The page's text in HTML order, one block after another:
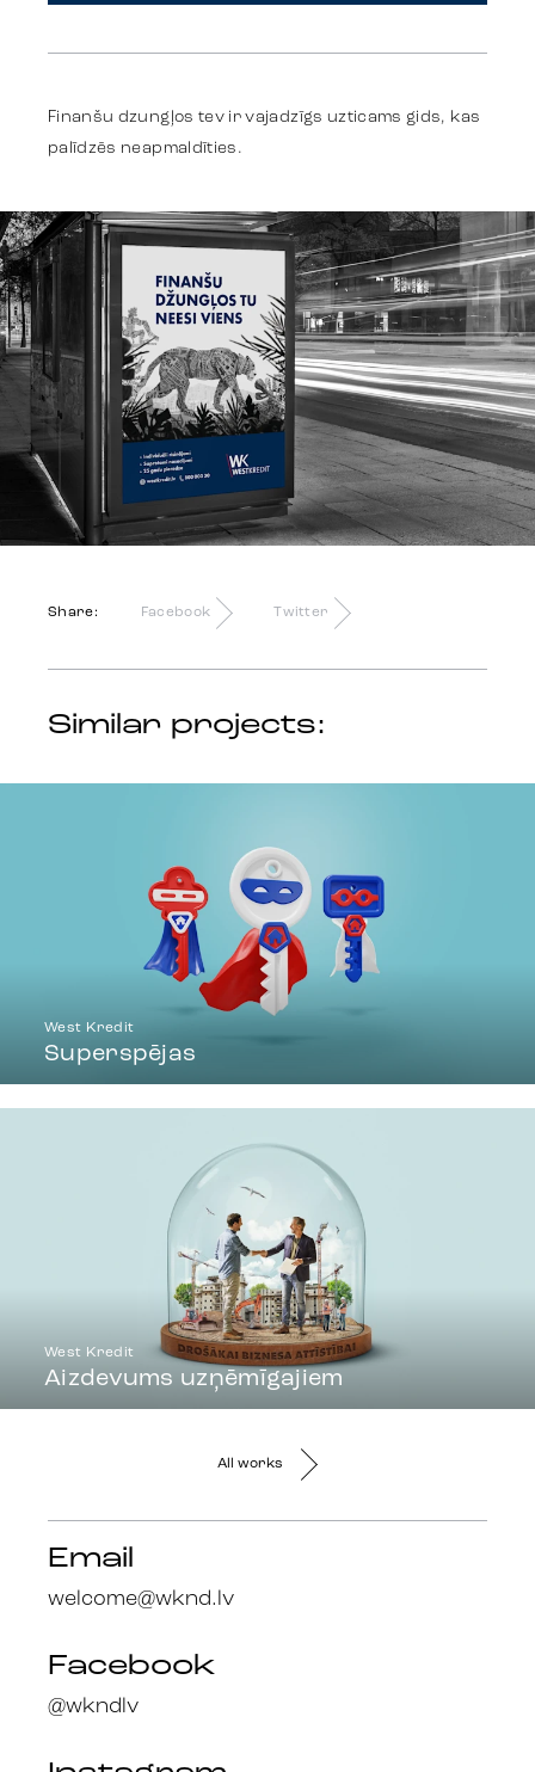
Advertising
Identity
Team
Trends
Get in touch
Finanšu dzungļos tev ir vajadzīgs uzticams gids, kas
palīdzēs neapmaldīties.
Share: Facebook Twitter
Similar projects:
West Kredit
Superspējas
West Kredit
Aizdevums uzņēmīgajiem
All works
Email
welcome@wknd.lv
Facebook
@wkndlv